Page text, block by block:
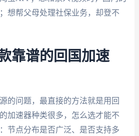
想帮父母处理社保业务，却登不
靠谱的回国加速
的问题，最直接的方法就是用回
加速器种类很多，怎么选才能不
节点分布是否广泛、是否支持多